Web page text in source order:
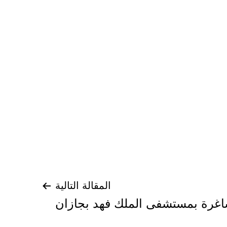
المقالة التالية
بمستشفى الملك فهد بجازان